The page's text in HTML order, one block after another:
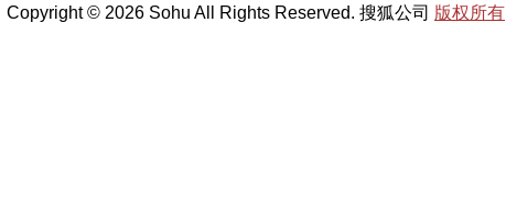
Copyright © 2026 Sohu All Rights Reserved. 搜狐公司 版权所有